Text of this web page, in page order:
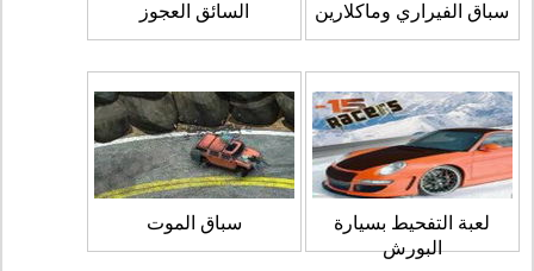
سباق الفيراري وماكلارين السائق العجوز
لعبة التفحيط بسيارة
البورش
سباق الموت